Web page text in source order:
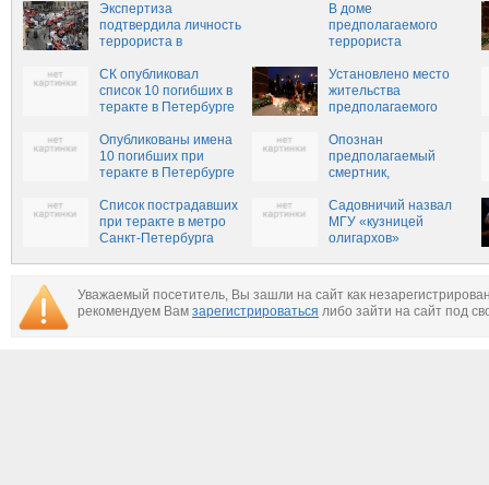
пассажира метро
Экспертиза
подтвердила личность
террориста в
В доме
предполагаемого
террориста
состоялись обыски
СК опубликовал
список 10 погибших в
теракте в Петербурге
Установлено место
жительства
предполагаемого
Опубликованы имена
10 погибших при
теракте в Петербурге
Опознан
предполагаемый
смертник,
Петербурге
Список пострадавших
при теракте в метро
Санкт-Петербурга
Садовничий назвал
МГУ «кузницей
олигархов»
Уважаемый посетитель, Вы зашли на сайт как
рекомендуем Вам зарегистрироваться либо зайти на сайт под